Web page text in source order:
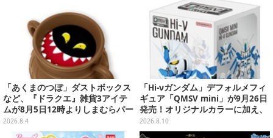
「あくまのつぼ」ダストボックス
など、『ドラクエ』雑貨3アイテ
ムが8月5日12時よりしまむらパー
ク（オンラインストア）にて販
売！
2026.8.4
「Hi-νガンダム」デフォルメフィ
ギュア「QMSV mini」が9月26日
発売！オリジナルカラーに加え、
デザイン違い"Alternative Ve
r."など全8種
2026.8.10